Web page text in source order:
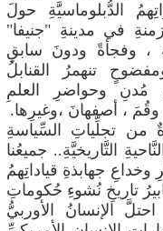
الدُّبلوماسيَّةِ حولَ
في مدينةِ "جنيفا"
، وفجأةً ودونَ سابقِ
تنهمرُ القنابلُ
مُدنِ وحواضرِ العلمِ
وقُمَ ، أصفهانَ ،وغيرِها.
من تجلِّياتِ السِّياسةِ
التَّاريخيَّةِ.. جميعُنا
جهابذةِ قياداتِهمُ
تاريخِ نُشوءِ حُكوماتِ
احتلَّ الإنسانُ الأوربيُّ